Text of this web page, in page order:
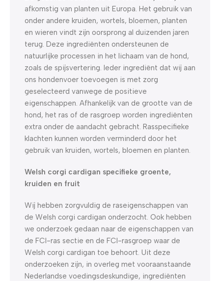
afkomstig van planten uit Europa. Het gebruik van
onder andere kruiden, wortels, bloemen, planten
en wieren vindt zijn oorsprong al duizenden jaren
terug. Deze ingrediënten ondersteunen de
natuurlijke processen in het lichaam van de hond,
zoals de spijsvertering. Ieder ingrediënt dat wij aan
ons hondenvoer toevoegen is met zorg
geselecteerd vanwege de positieve
eigenschappen. Afhankelijk van de grootte van de
hond, het ras of de rasgroep worden ingrediënten
extra onder de aandacht gebracht. Rasspecifieke
klachten kunnen worden verminderd door het
gebruik van kruiden, wortels, bloemen en planten.
Welsh corgi cardigan specifieke groente,
kruiden en fruit
Wij hebben zorgvuldig de raseigenschappen van
de Welsh corgi cardigan onderzocht. Ook hebben
we onderzoek gedaan naar de eigenschappen van
de FCI-ras sectie en de FCI-rasgroep waar de
Welsh corgi cardigan toe behoort. Uit deze
onderzoeken zijn, in overleg met vooraanstaande
Nederlandse voedingsdeskundige, ingrediënten